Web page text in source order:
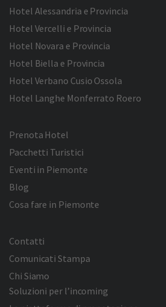
Hotel Alessandria e Provincia
Hotel Vercelli e Provincia
Hotel Novara e Provincia
Hotel Biella e Provincia
Hotel Verbano Cusio Ossola
Hotel Langhe Monferrato Roero
Prenota Hotel
Pacchetti Turistici
Eventi in Piemonte
Blog
Cosa fare in Piemonte
Contatti
Comunicati Stampa
Chi Siamo
Soluzioni per l’incoming